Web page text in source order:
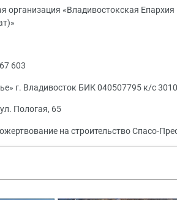
организация «Владивостокская
603
г. Владивосток БИК 040507795 к/с
Пологая, 65
на строительство Спасо-